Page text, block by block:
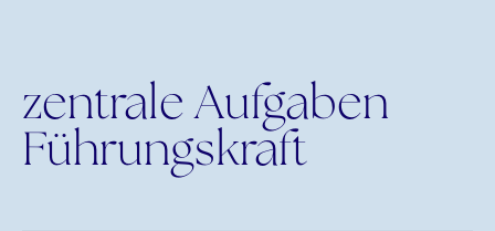
zentrale Aufgaben
Führungskraft